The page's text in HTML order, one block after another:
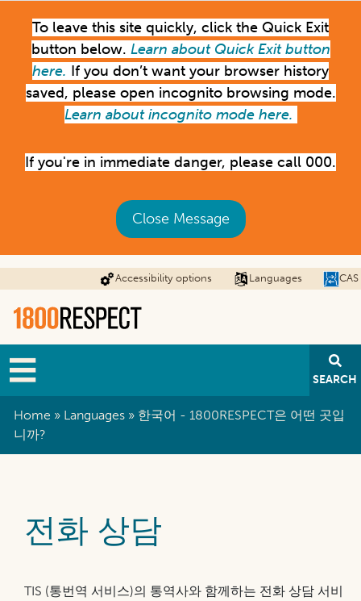
content
To leave this site quickly, click the Quick Exit
button below. Learn about Quick Exit button
here. If you don’t want your browser history
saved, please open incognito browsing mode.
Learn about incognito mode here.
If you're in immediate danger, please call 000.
Close Message
Accessibility options Languages CAS
SEARCH
Breadcrumb
Home Languages
한국어 - 1800RESPECT은 어떤 곳입
니까?
전화 상담
TIS (통번역 서비스)의 통역사와 함께하는 전화 상담 서비